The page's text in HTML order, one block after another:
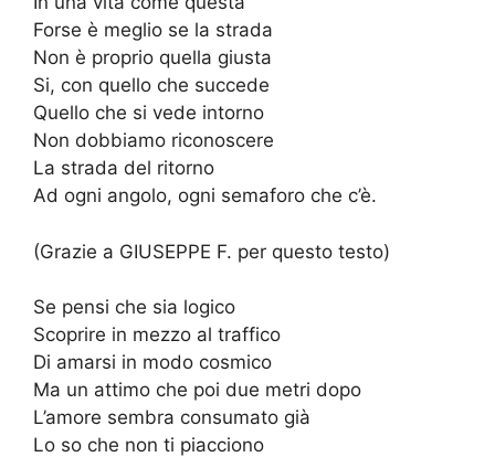
Forse è meglio se la strada
Non è proprio quella giusta
Si, con quello che succede
Quello che si vede intorno
Non dobbiamo riconoscere
La strada del ritorno
Ad ogni angolo, ogni semaforo che c’è.
(Grazie a GIUSEPPE F. per questo testo)
Se pensi che sia logico
Scoprire in mezzo al traffico
Di amarsi in modo cosmico
Ma un attimo che poi due metri dopo
L’amore sembra consumato già
Lo so che non ti piacciono